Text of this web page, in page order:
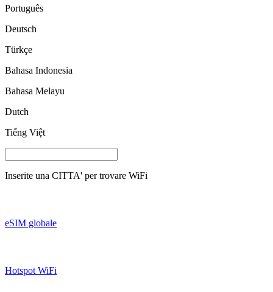
Português
Deutsch
Türkçe
Bahasa Indonesia
Bahasa Melayu
Dutch
Tiếng Việt
Inserite una CITTA' per trovare WiFi
eSIM globale
Hotspot WiFi